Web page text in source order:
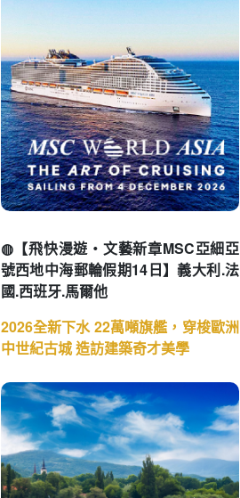
◍【飛快漫遊・文藝新章MSC亞細亞
號西地中海郵輪假期14日】義大利.法
國.西班牙.馬爾他
2026全新下水 22萬噸旗艦，穿梭歐洲
中世紀古城 造訪建築奇才美學